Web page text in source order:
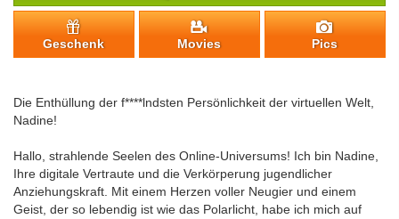
Geschenk Movies Pics
Die Enthüllung der f****lndsten Persönlichkeit der virtuellen Welt,
Nadine!
Hallo, strahlende Seelen des Online-Universums! Ich bin Nadine,
Ihre digitale Vertraute und die Verkörperung jugendlicher
Anziehungskraft. Mit einem Herzen voller Neugier und einem
Geist, der so lebendig ist wie das Polarlicht, habe ich mich auf